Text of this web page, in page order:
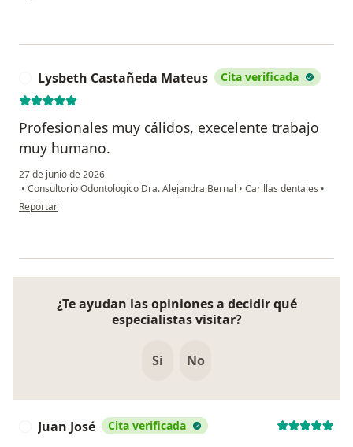
Lysbeth Castañeda Mateus Cita verificada
Profesionales muy cálidos, execelente trabajo
muy humano.
27 de junio de 2026
• Consultorio Odontologico Dra. Alejandra Bernal • Carillas dentales •
en opinión del usuario Lysbeth Castañeda Mateus
Reportar
¿Te ayudan las opiniones a decidir qué
especialistas visitar?
Si No
Juan José Cita verificada